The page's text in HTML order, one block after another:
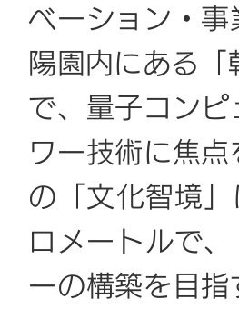
ベーション・
陽園内にある
で、量子コン
ワー技術に焦
の「文化智境
ロメートルで
ーの構築を目